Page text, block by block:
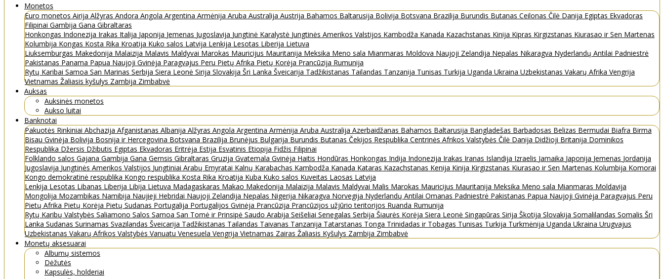
Monetos
Euro monetos Airija Alžyras Andora Angola Argentina Armėnija Aruba Australija Austrija Bahamos Baltarusija Bolivija Botsvana Brazilija Burundis Butanas Ceilonas Čilė Danija Egiptas Ekvadoras
Filipinai Gambija Gana Gibraltaras
Honkongas Indonezija Irakas Italija Japonija Jemenas Jugoslavija Jungtinė Karalystė Jungtinės Amerikos Valstijos Kambodža Kanada Kazachstanas Kinija Kipras Kirgizstanas Kiurasao ir Sen Martenas
Kolumbija Kongas Kosta Rika Kroatija Kuko salos Latvija Lenkija Lesotas Liberija Lietuva
Liuksemburgas Makedonija Malaizija Malavis Maldyvai Marokas Mauricijus Mauritanija Meksika Meno sala Mianmaras Moldova Naujoji Zelandija Nepalas Nikaragva Nyderlandų Antilai Padniestrė
Pakistanas Panama Papua Naujoji Gvinėja Paragvajus Peru Pietų Afrika Pietų Korėja Prancūzija Rumunija
Rytų Karibai Samoa San Marinas Serbija Siera Leonė Sirija Slovakija Šri Lanka Šveicarija Tadžikistanas Tailandas Tanzanija Tunisas Turkija Uganda Ukraina Uzbekistanas Vakarų Afrika Vengrija
Vietnamas Žaliasis kyšulys Zambija Zimbabvė
Auksas
Auksinės monetos
Aukso luitai
Banknotai
Pakuotės Rinkiniai Abchazija Afganistanas Albanija Alžyras Angola Argentina Armėnija Aruba Australija Azerbaidžanas Bahamos Baltarusija Bangladešas Barbadosas Belizas Bermudai Biafra Birma
Bisau Gvinėja Bolivija Bosnija ir Hercegovina Botsvana Brazilija Brunėjus Bulgarija Burundis Butanas Čekijos Respublika Centrinės Afrikos Valstybės Čilė Danija Didžioji Britanija Dominikos
Respublika Džersis Džibutis Egiptas Ekvadoras Eritrėja Estija Esvatinis Etiopija Fidžis Filipinai
Folklando salos Gajana Gambija Gana Gernsis Gibraltaras Gruzija Gvatemala Gvinėja Haitis Hondūras Honkongas Indija Indonezija Irakas Iranas Islandija Izraelis Jamaika Japonija Jemenas Jordanija
Jugoslavija Jungtinės Amerikos Valstijos Jungtiniai Arabų Emyratai Kalnų Karabachas Kambodža Kanada Kataras Kazachstanas Kenija Kinija Kirgizstanas Kiurasao ir Sen Martenas Kolumbija Komorai
Kongo demokratinė respublika Kongo respublika Kosta Rika Kroatija Kuba Kuko salos Kuveitas Laosas Latvija
Lenkija Lesotas Libanas Liberija Libija Lietuva Madagaskaras Makao Makedonija Malaizija Malavis Maldyvai Malis Marokas Mauricijus Mauritanija Meksika Meno sala Mianmaras Moldavija
Mongolija Mozambikas Namibija Naujieji Hebridai Naujoji Zelandija Nepalas Nigerija Nikaragva Norvegija Nyderlandų Antilai Omanas Padniestrė Pakistanas Papua Naujoji Gvinėja Paragvajus Peru
Pietų Afrika Pietų Korėja Pietų Sudanas Portugalija Portugalijos Gvinėja Prancūzija Prancūzijos užjūrio teritorijos Ruanda Rumunija
Rytų Karibų Valstybės Saliamono Salos Samoa San Tomė ir Prinsipė Saudo Arabija Seišeliai Senegalas Serbija Šiaurės Korėja Siera Leonė Singapūras Sirija Škotija Slovakija Somalilandas Somalis Šri
Lanka Sudanas Surinamas Svazilandas Šveicarija Tadžikistanas Tailandas Taivanas Tanzanija Tatarstanas Tonga Trinidadas ir Tobagas Tunisas Turkija Turkmėnija Uganda Ukraina Urugvajus
Uzbekistanas Vakarų Afrikos Valstybės Vanuatu Venesuela Vengrija Vietnamas Zairas Žaliasis Kyšulys Zambija Zimbabvė
Monetų aksesuarai
Albumų sistemos
Dėžutės
Kapsulės, holderiai